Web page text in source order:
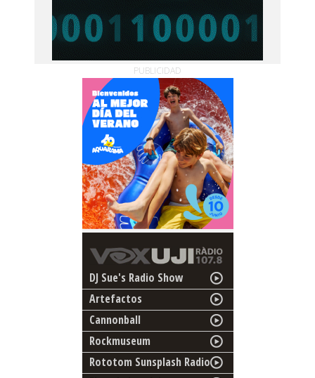
PUBLICIDAD
DJ Sue's Radio Show
Artefactos
Cannonball
Rockmuseum
Rototom Sunsplash Radio